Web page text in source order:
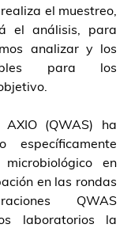
el muestreo,
el análisis, para
analizar y los
para los
AXIO (QWAS) ha
específicamente
en
en las rondas
QWAS
laboratorios la